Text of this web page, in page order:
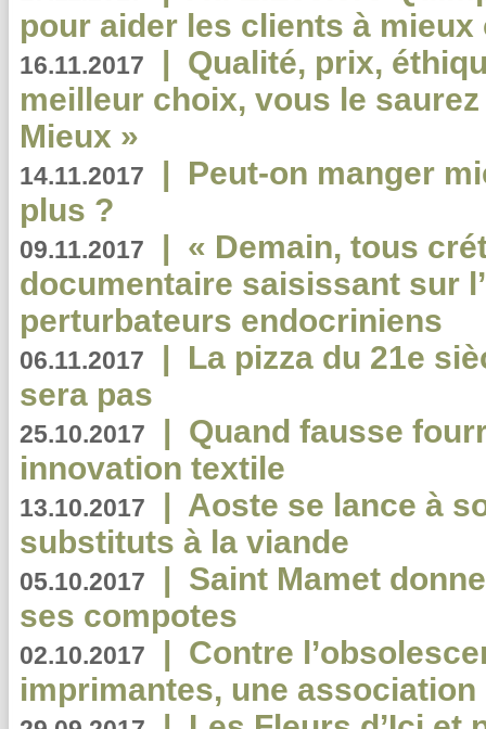
pour aider les clients à
16.11.2017 | Qualité, prix,
meilleur choix, vous le
Mieux »
14.11.2017 | Peut-on manger
plus ?
09.11.2017 | « Demain, tous
documentaire saisissant sur
perturbateurs endocriniens
06.11.2017 | La pizza du 21e
sera pas
25.10.2017 | Quand fausse
innovation textile
13.10.2017 | Aoste se lance à
substituts à la viande
05.10.2017 | Saint Mamet
ses compotes
02.10.2017 | Contre
imprimantes, une